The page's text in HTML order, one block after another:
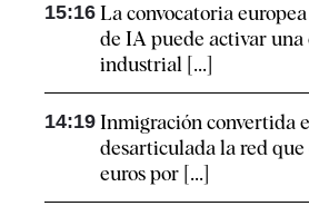
15:16 La convocatoria
de IA puede activar una
industrial [...]
14:19 Inmigración convertida
desarticulada la red que
euros por [...]